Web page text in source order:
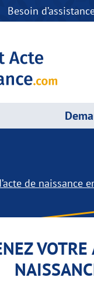
Besoin
de naissance
VOTRE